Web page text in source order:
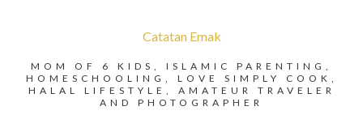
Catatan Emak
MOM OF 6 KIDS, ISLAMIC PARENTING,
HOMESCHOOLING, LOVE SIMPLY COOK,
HALAL LIFESTYLE, AMATEUR TRAVELER
AND PHOTOGRAPHER